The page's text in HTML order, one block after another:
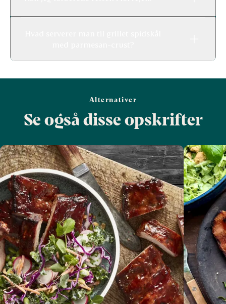
Alternativer
Se også disse opskrifter